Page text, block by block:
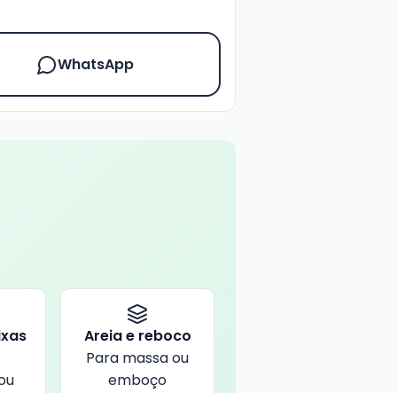
WhatsApp
Areia e reboco
Para massa ou
emboço